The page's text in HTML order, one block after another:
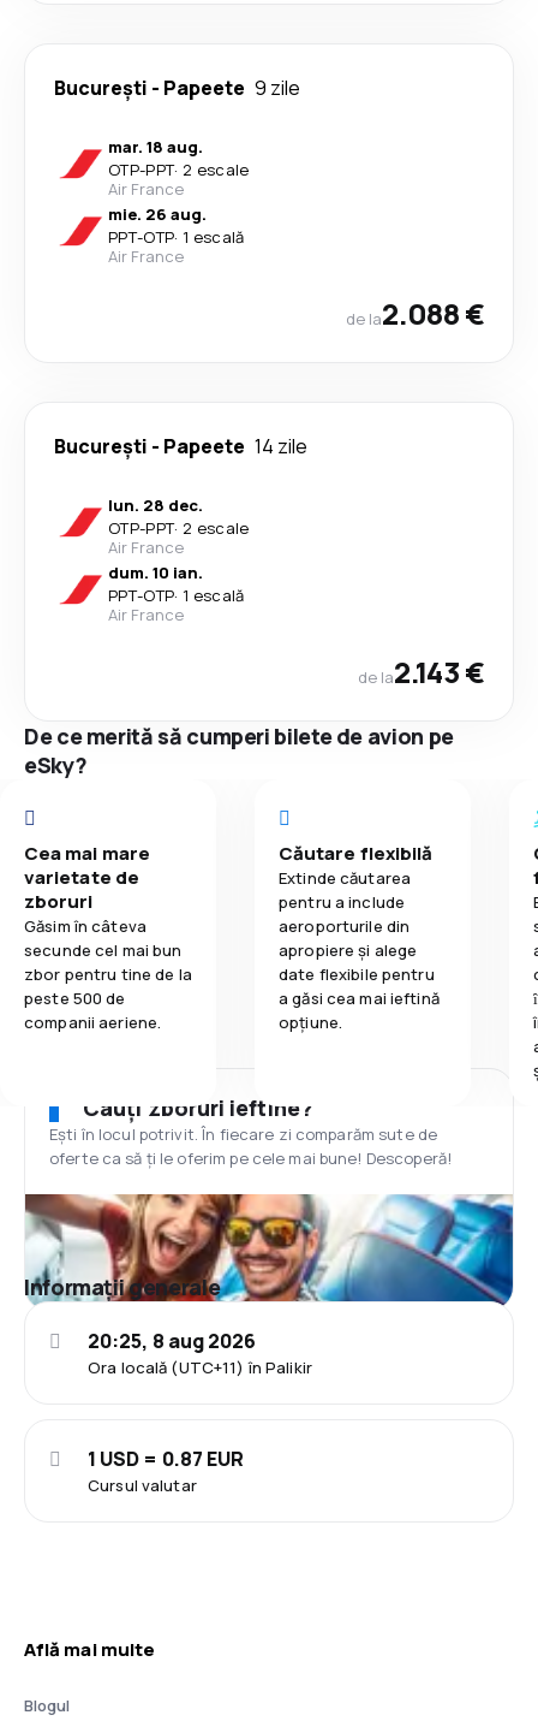
București - Papeete 9 zile
mar. 18 aug.
OTP-PPT· 2 escale
Air France
mie. 26 aug.
PPT-OTP· 1 escală
Air France
de la2.088 €
București - Papeete 14 zile
lun. 28 dec.
OTP-PPT· 2 escale
Air France
dum. 10 ian.
PPT-OTP· 1 escală
Air France
de la2.143 €
De ce merită să cumperi bilete de avion pe
eSky?
Cea mai mare
varietate de
zboruri
Găsim în câteva
secunde cel mai bun
zbor pentru tine de la
peste 500 de
companii aeriene.
Căutare flexibilă
Extinde căutarea
pentru a include
aeroporturile din
apropiere și alege
date flexibile pentru
a găsi cea mai ieftină
opțiune.
Cauți zboruri ieftine?
Ești în locul potrivit. În fiecare zi comparăm sute de
oferte ca să ți le oferim pe cele mai bune! Descoperă!
Informații generale
Ora locală (UTC+11) în Palikir
20:25, 8 aug 2026
Cursul valutar
1 USD = 0.87 EUR
Află mai multe
Blogul